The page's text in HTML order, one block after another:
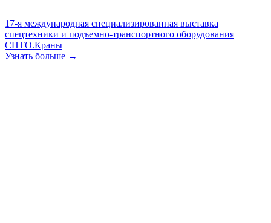
17-я международная специализированная выставка
спецтехники и подъемно-транспортного оборудования
СПТО.Краны
Узнать больше →